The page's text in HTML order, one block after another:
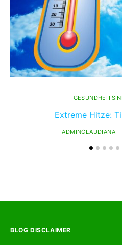
Extreme Hitze:
ADMINCLAUDIANA
BLOG DISCLAIMER